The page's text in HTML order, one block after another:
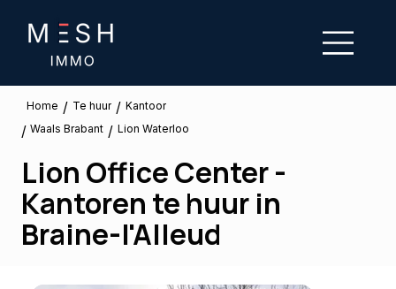
Home / Te huur / Kantoor
/ Waals Brabant / Lion Waterloo
Lion Office Center -
Kantoren te huur in
Braine-l'Alleud